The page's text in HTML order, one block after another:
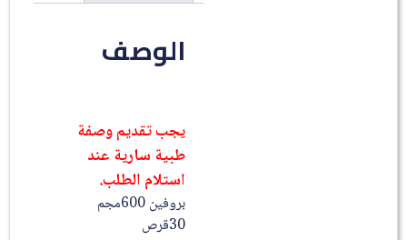
الوصف
يجب تقديم وصفة
طبية سارية عند
استلام الطلب.
بروفين 600مجم
30قرص